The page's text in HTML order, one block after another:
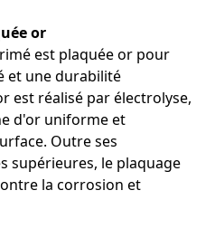
or
est plaquée or pour
et une durabilité
est réalisé par électrolyse,
d'or uniforme et
Outre ses
supérieures, le plaquage
la corrosion et